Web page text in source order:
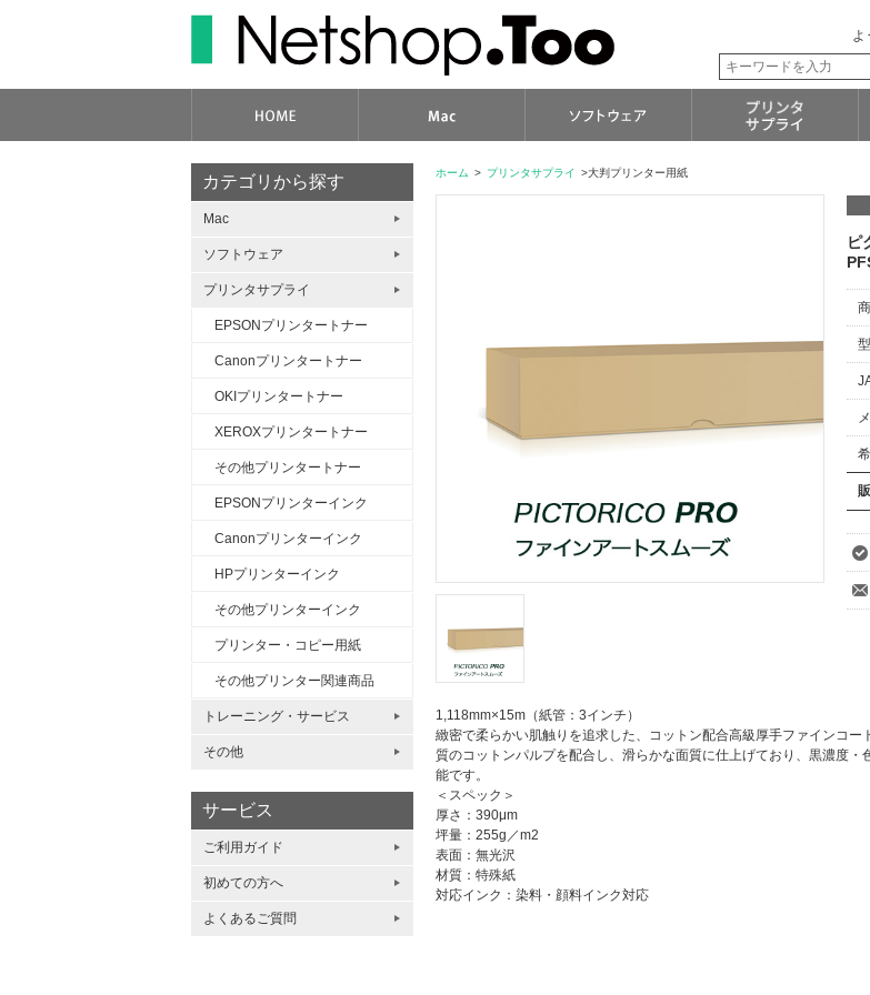
よ
ホーム > プリンタサプライ >大判プリンター用紙
ピ
1,118mm×15m（紙管：3インチ）
緻密で柔らかい肌触りを追求した、コットン配合高級厚手ファインコ
質のコットンパルプを配合し、滑らかな面質に仕上げており、黒濃度
能です。
＜スペック＞
厚さ：390μm
坪量：255g／m2
表面：無光沢
材質：特殊紙
対応インク：染料・顔料インク対応
カテゴリから探す
Mac
ソフトウェア
プリンタサプライ
EPSONプリンタートナー
Canonプリンタートナー
OKIプリンタートナー
XEROXプリンタートナー
その他プリンタートナー
EPSONプリンターインク
Canonプリンターインク
HPプリンターインク
その他プリンターインク
プリンター・コピー用紙
その他プリンター関連商品
トレーニング・サービス
その他
サービス
ご利用ガイド
初めての方へ
よくあるご質問